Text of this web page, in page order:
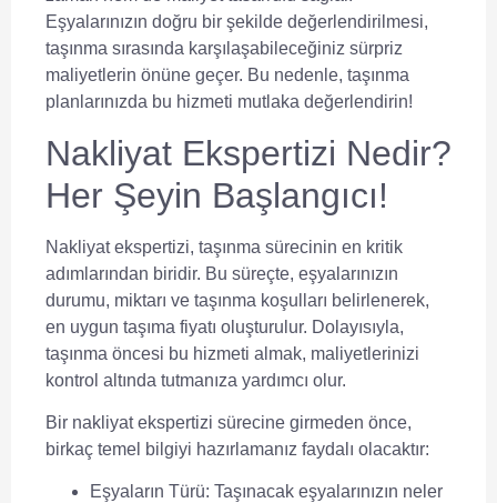
Eşyalarınızın doğru bir şekilde değerlendirilmesi,
taşınma sırasında karşılaşabileceğiniz sürpriz
maliyetlerin önüne geçer. Bu nedenle, taşınma
planlarınızda bu hizmeti mutlaka değerlendirin!
Nakliyat Ekspertizi Nedir?
Her Şeyin Başlangıcı!
Nakliyat ekspertizi, taşınma sürecinin en kritik
adımlarından biridir. Bu süreçte, eşyalarınızın
durumu, miktarı ve taşınma koşulları belirlenerek,
en uygun taşıma fiyatı oluşturulur. Dolayısıyla,
taşınma öncesi bu hizmeti almak, maliyetlerinizi
kontrol altında tutmanıza yardımcı olur.
Bir nakliyat ekspertizi sürecine girmeden önce,
birkaç temel bilgiyi hazırlamanız faydalı olacaktır:
Eşyaların Türü: Taşınacak eşyalarınızın neler